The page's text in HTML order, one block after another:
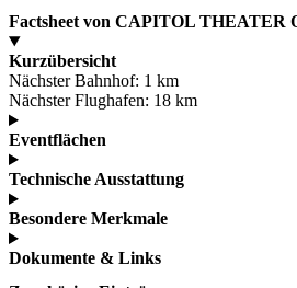
Factsheet von CAPITOL THEATER
Kurzübersicht
Nächster Bahnhof: 1 km
Nächster Flughafen: 18 km
Eventflächen
Technische Ausstattung
Besondere Merkmale
Dokumente & Links